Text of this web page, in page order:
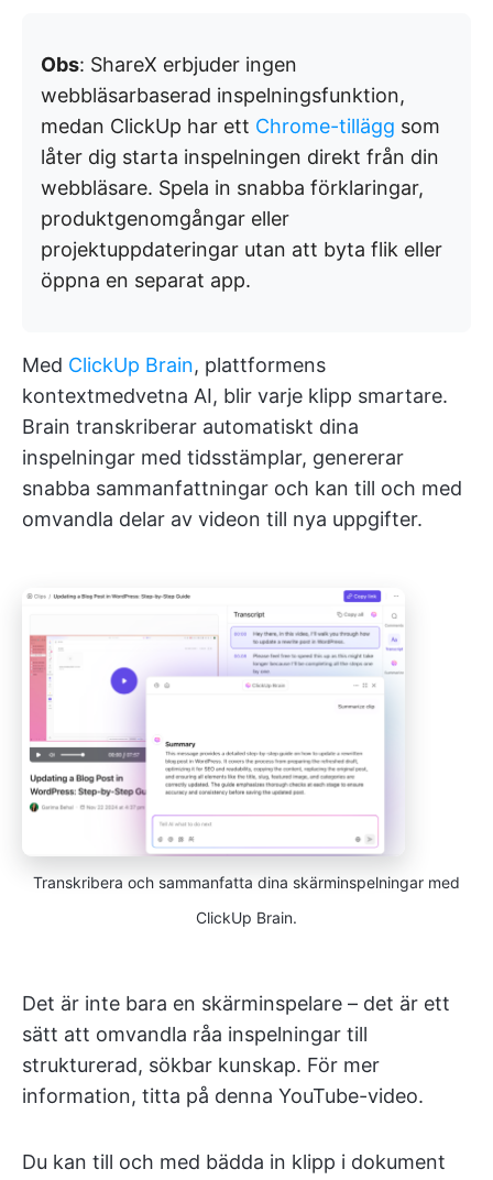
Obs: ShareX erbjuder ingen
webbläsarbaserad inspelningsfunktion,
medan ClickUp har ett Chrome-tillägg som
låter dig starta inspelningen direkt från din
webbläsare. Spela in snabba förklaringar,
produktgenomgångar eller
projektuppdateringar utan att byta flik eller
öppna en separat app.
Med ClickUp Brain, plattformens
kontextmedvetna AI, blir varje klipp smartare.
Brain transkriberar automatiskt dina
inspelningar med tidsstämplar, genererar
snabba sammanfattningar och kan till och med
omvandla delar av videon till nya uppgifter.
Transkribera och sammanfatta dina skärminspelningar med
ClickUp Brain.
Det är inte bara en skärminspelare – det är ett
sätt att omvandla råa inspelningar till
strukturerad, sökbar kunskap. För mer
information, titta på denna YouTube-video.
Du kan till och med bädda in klipp i dokument